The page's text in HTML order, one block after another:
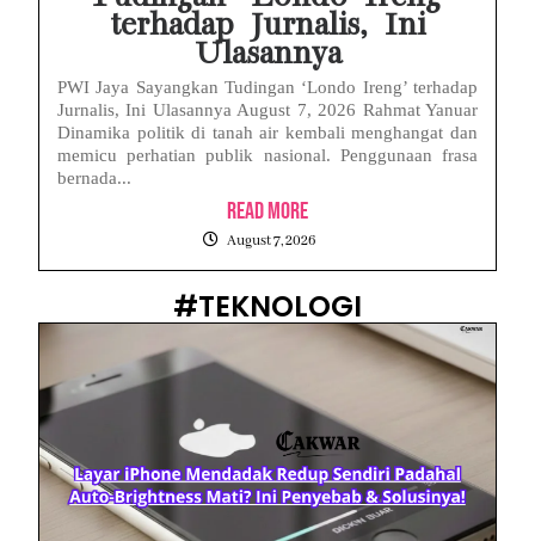
terhadap Jurnalis, Ini
Ulasannya
PWI Jaya Sayangkan Tudingan ‘Londo Ireng’ terhadap
Jurnalis, Ini Ulasannya August 7, 2026 Rahmat Yanuar
Dinamika politik di tanah air kembali menghangat dan
memicu perhatian publik nasional. Penggunaan frasa
bernada...
Read More
August 7, 2026
#TEKNOLOGI